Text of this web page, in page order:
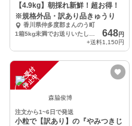
【4.9kg】朝採れ新鮮！超お得！
※規格外品・訳あり品きゅうり
香川県仲多度郡まんのう町
648円
+送料1,150円
注
文
受
付
停
止
中
森脇俊博
注文から1~6日で発送
小粒で【訳あり】の『やみつきじ